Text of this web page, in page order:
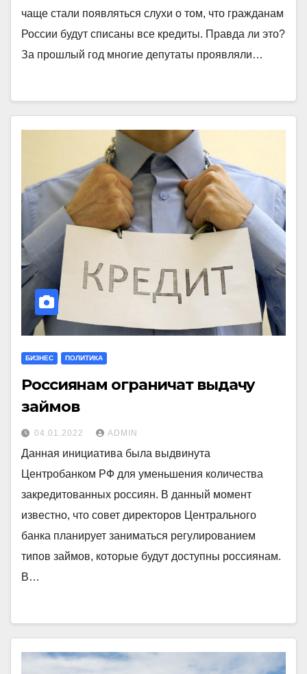
чаще стали появляться слухи о том, что гражданам
России будут списаны все кредиты. Правда ли это?
За прошлый год многие депутаты проявляли…
БИЗНЕС ПОЛИТИКА
Россиянам ограничат выдачу
займов
04.01.2022 ADMIN
Данная инициатива была выдвинута
Центробанком РФ для уменьшения количества
закредитованных россиян. В данный момент
известно, что совет директоров Центрального
банка планирует заниматься регулированием
типов займов, которые будут доступны россиянам.
В…